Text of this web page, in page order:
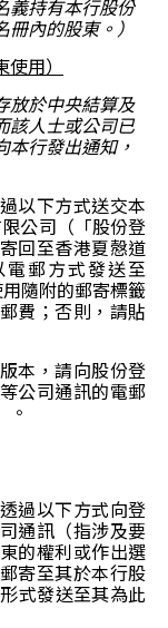
義持有本行股份
內的股東。）
用）
放於中央結算及
該人士或公司已
本行發出通知，
以下方式送交本
公司（「股份登
回至香港夏慤道
電郵方式發送至
用隨附的郵寄標籤
費；否則，請貼
本，請向股份登
公司通訊的電郵
。
過以下方式向登
通訊（指涉及要
的權利或作出選
寄至其於本行股
式發送至其為此